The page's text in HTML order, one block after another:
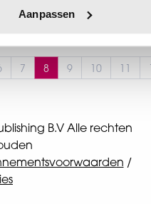
Aanpassen
Pagina
7 Pagina
8 Pagina
9 Pagina
10 11
B.V Alle rechten